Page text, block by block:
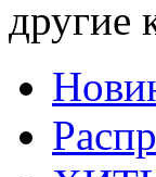
другие